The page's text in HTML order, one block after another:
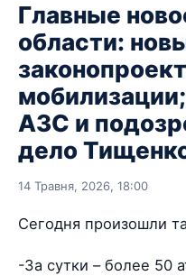
Главные
области:
АЗС и
дело
14 Травня, 2026, 18:00
Сегодня произошли
-За сутки – более 50